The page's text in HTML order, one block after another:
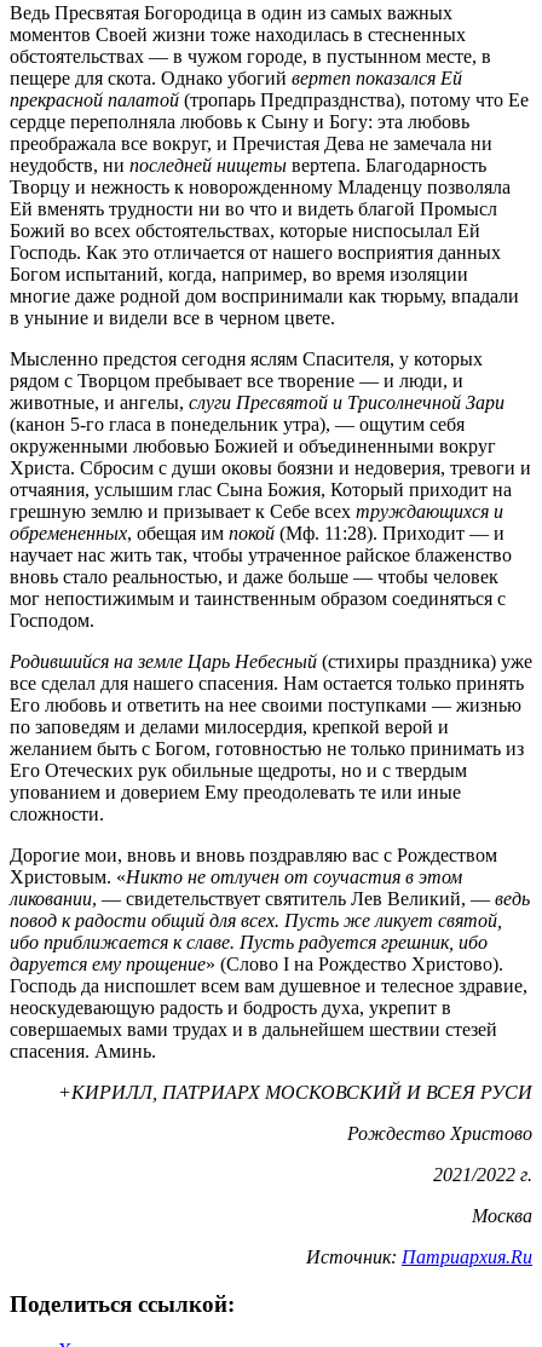
Ведь Пресвятая Богородица в один из самых важных
моментов Своей жизни тоже находилась в стесненных
обстоятельствах — в чужом городе, в пустынном месте, в
пещере для скота. Однако убогий вертеп показался Ей
прекрасной палатой (тропарь Предпразднства), потому что Ее
сердце переполняла любовь к Сыну и Богу: эта любовь
преображала все вокруг, и Пречистая Дева не замечала ни
неудобств, ни последней нищеты вертепа. Благодарность
Творцу и нежность к новорожденному Младенцу позволяла
Ей вменять трудности ни во что и видеть благой Промысл
Божий во всех обстоятельствах, которые ниспосылал Ей
Господь. Как это отличается от нашего восприятия данных
Богом испытаний, когда, например, во время изоляции
многие даже родной дом воспринимали как тюрьму, впадали
в уныние и видели все в черном цвете.
Мысленно предстоя сегодня яслям Спасителя, у которых
рядом с Творцом пребывает все творение — и люди, и
животные, и ангелы, слуги Пресвятой и Трисолнечной Зари
(канон 5-го гласа в понедельник утра), — ощутим себя
окруженными любовью Божией и объединенными вокруг
Христа. Сбросим с души оковы боязни и недоверия, тревоги и
отчаяния, услышим глас Сына Божия, Который приходит на
грешную землю и призывает к Себе всех труждающихся и
обремененных, обещая им покой (Мф. 11:28). Приходит — и
научает нас жить так, чтобы утраченное райское блаженство
вновь стало реальностью, и даже больше — чтобы человек
мог непостижимым и таинственным образом соединяться с
Господом.
Родившийся на земле Царь Небесный (стихиры праздника) уже
все сделал для нашего спасения. Нам остается только принять
Его любовь и ответить на нее своими поступками — жизнью
по заповедям и делами милосердия, крепкой верой и
желанием быть с Богом, готовностью не только принимать из
Его Отеческих рук обильные щедроты, но и с твердым
упованием и доверием Ему преодолевать те или иные
сложности.
Дорогие мои, вновь и вновь поздравляю вас с Рождеством
Христовым. «Никто не отлучен от соучастия в этом
ликовании, — свидетельствует святитель Лев Великий, — ведь
повод к радости общий для всех. Пусть же ликует святой,
ибо приближается к славе. Пусть радуется грешник, ибо
даруется ему прощение» (Слово I на Рождество Христово).
Господь да ниспошлет всем вам душевное и телесное здравие,
неоскудевающую радость и бодрость духа, укрепит в
совершаемых вами трудах и в дальнейшем шествии стезей
спасения. Аминь.
+КИРИЛЛ, ПАТРИАРХ МОСКОВСКИЙ И ВСЕЯ РУСИ
Рождество Христово
2021/2022 г.
Москва
Источник: Патриархия.Ru
Поделиться ссылкой: